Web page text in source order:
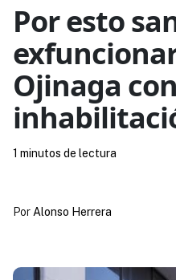
Por esto
Ojinaga
Por Alonso Herrera
1 minutos de lectura